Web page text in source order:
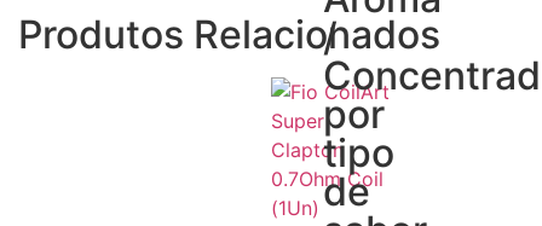
/
por
tipo
de
Produtos Relacionados